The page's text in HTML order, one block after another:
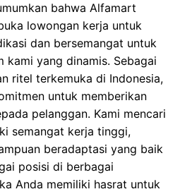
bahwa Alfamart
lowongan kerja untuk
dan bersemangat untuk
kami yang dinamis. Sebagai
ritel terkemuka di Indonesia,
untuk memberikan
pelanggan. Kami mencari
semangat kerja tinggi,
beradaptasi yang baik
posisi di berbagai
Anda memiliki hasrat untuk